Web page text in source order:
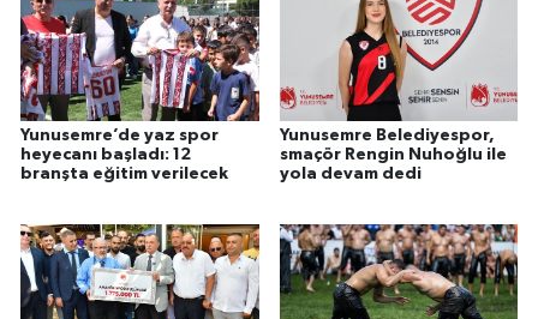
Yunusemre’de yaz spor
heyecanı başladı: 12
branşta eğitim verilecek
Yunusemre Belediyespor,
smaçör Rengin Nuhoğlu ile
yola devam dedi